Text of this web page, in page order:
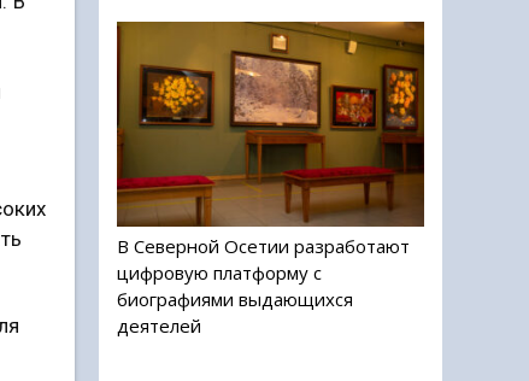
В Северной Осетии разработают
цифровую платформу с
биографиями выдающихся
деятелей